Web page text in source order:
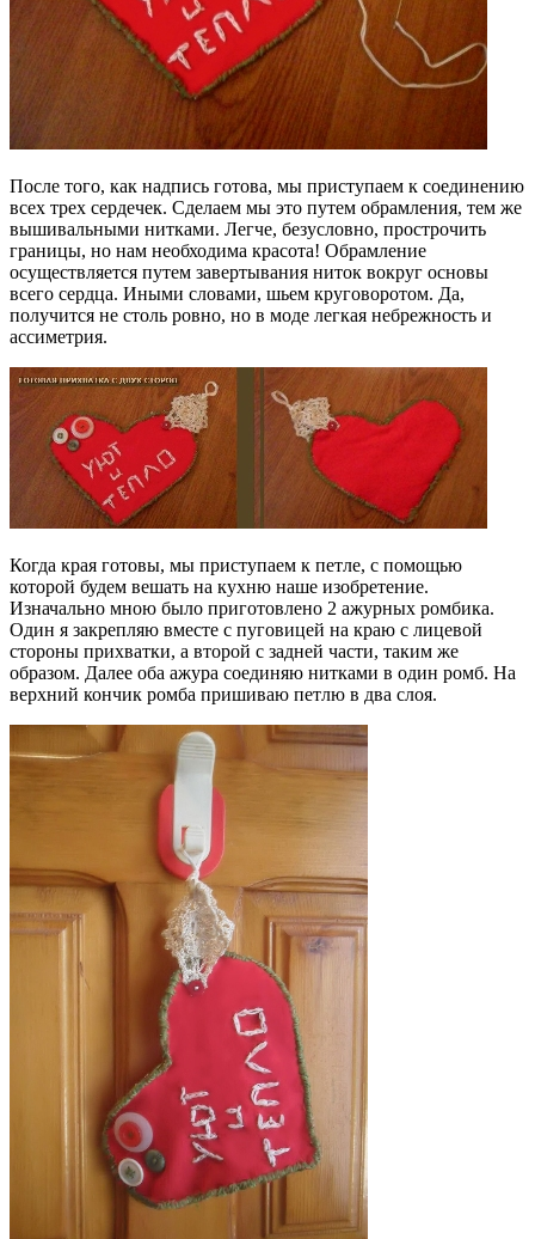
После того, как надпись готова, мы приступаем к соединению
всех трех сердечек. Сделаем мы это путем обрамления, тем же
вышивальными нитками. Легче, безусловно, прострочить
границы, но нам необходима красота! Обрамление
осуществляется путем завертывания ниток вокруг основы
всего сердца. Иными словами, шьем круговоротом. Да,
получится не столь ровно, но в моде легкая небрежность и
ассиметрия.
Когда края готовы, мы приступаем к петле, с помощью
которой будем вешать на кухню наше изобретение.
Изначально мною было приготовлено 2 ажурных ромбика.
Один я закрепляю вместе с пуговицей на краю с лицевой
стороны прихватки, а второй с задней части, таким же
образом. Далее оба ажура соединяю нитками в один ромб. На
верхний кончик ромба пришиваю петлю в два слоя.